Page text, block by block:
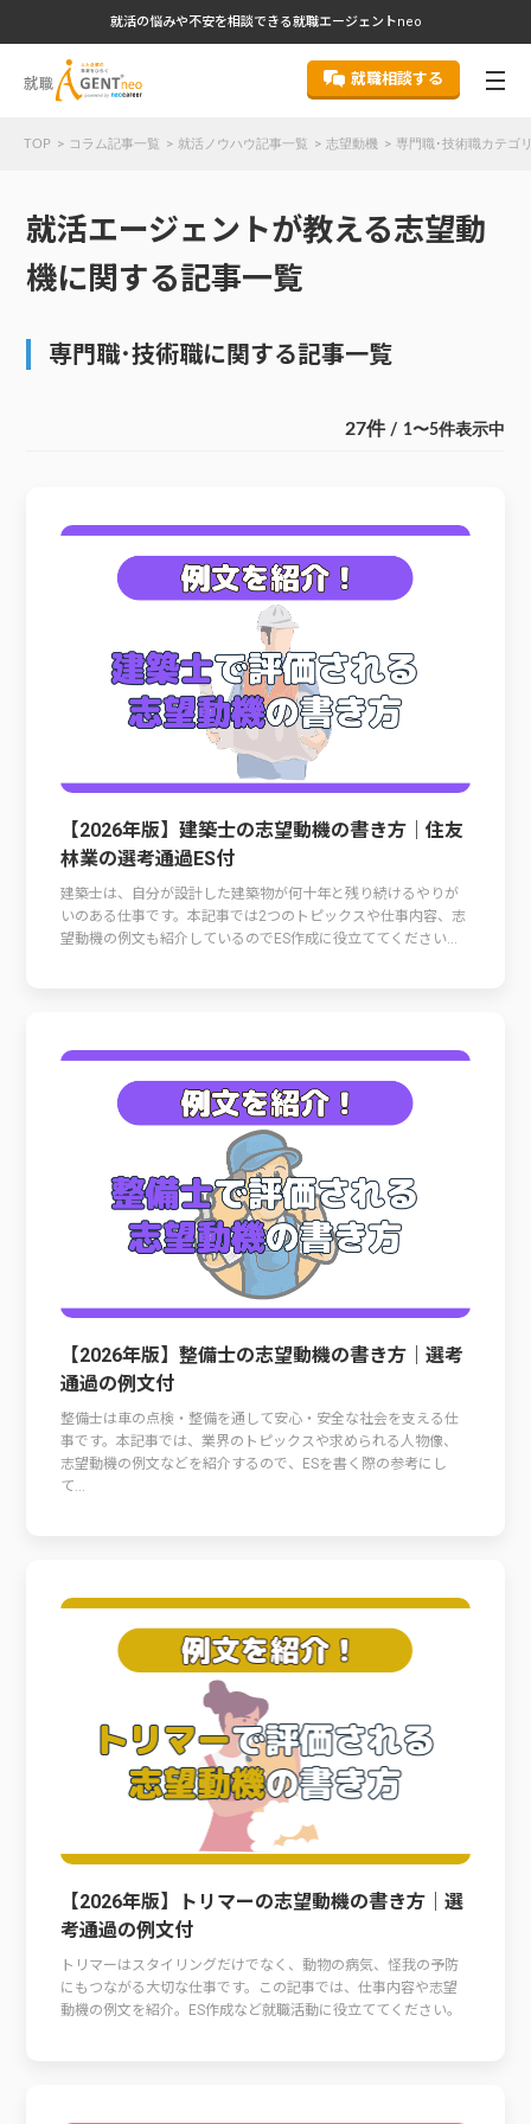
就活の悩みや不安を相談できる就職エージェントneo
就職相談する
TOP コラム記事一覧 就活ノウハウ記事一覧 志望動機 専門職･技術職カテゴ
就活エージェントが教える志望動
機に関する記事一覧
専門職･技術職に関する記事一覧
27件/ 1〜5件表示中
【2026年版】建築士の志望動機の書き方｜住友
林業の選考通過ES付
建築士は、自分が設計した建築物が何十年と残り続けるやりが
いのある仕事です。本記事では2つのトピックスや仕事内容、志
望動機の例文も紹介しているのでES作成に役立ててください...
【2026年版】整備士の志望動機の書き方｜選考
通過の例文付
整備士は車の点検・整備を通して安心・安全な社会を支える仕
事です。本記事では、業界のトピックスや求められる人物像、
志望動機の例文などを紹介するので、ESを書く際の参考にし
て...
【2026年版】トリマーの志望動機の書き方｜選
考通過の例文付
トリマーはスタイリングだけでなく、動物の病気、怪我の予防
にもつながる大切な仕事です。この記事では、仕事内容や志望
動機の例文を紹介。ES作成など就職活動に役立ててください。